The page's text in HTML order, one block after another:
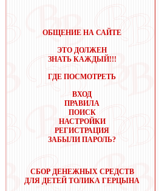
ОБЩЕНИЕ НА САЙТЕ
ЭТО ДОЛЖЕН
ЗНАТЬ КАЖДЫЙ!!!
ГДЕ ПОСМОТРЕТЬ
ВХОД
ПРАВИЛА
ПОИСК
НАСТРОЙКИ
РЕГИСТРАЦИЯ
ЗАБЫЛИ ПАРОЛЬ?
СБОР ДЕНЕЖНЫХ СРЕДСТВ
ДЛЯ ДЕТЕЙ ТОЛИКА ГЕРЦЫНА